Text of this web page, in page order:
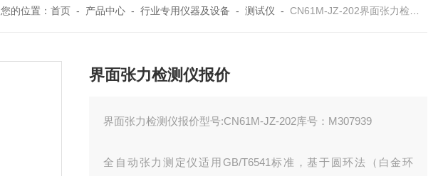
您的位置：首页 - 产品中心 -行业专用仪器及设备 -测试仪 -CN61M-JZ-202界面张力检测仪报价
界面张力检测仪报价
界面张力检测仪报价型号:CN61M-JZ-202库号：M307939
全自动张力测定仪适用GB/T6541标准，基于圆环法（白金环